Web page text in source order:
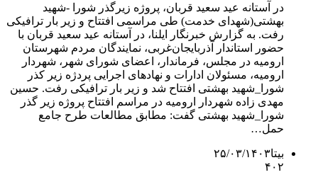
در آستانه عید سعید قربان، پروژه زیرگذر شورا -شهید
بهشتی(شهدای خدمت) طی مراسمی افتتاح و زیر بار ترافیکی
رفت. به گزارش خبرنگار ایلنا، در آستانه عید سعید قربان با
حضور استاندار آذربایجان‌غربی، نمایندگان مردم شهرستان
ارومیه در مجلس، فرماندار، اعضای شورای شهر، شهردار
ارومیه، مسئولان ادارات و نهادهای اجرایی پردژه زیر کذر
شورا_شهید بهشتی افتتاح شد و زیر بار ترافیکی رفت. حسین
مهدی زاده شهردار ارومیه در مراسم افتتاح پروژه زیر گذر
شورا_شهید بهشتی گفت: مطابق مطالعات طرح جامع
حمل…
بیتا۲۵/۰۳/۱۴۰۳
۴۰۲